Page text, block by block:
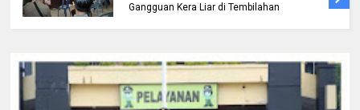
Gangguan Kera Liar di Tembilahan